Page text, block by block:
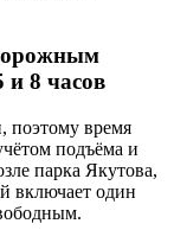
8 часов
поэтому время
подъёма и
парка Якутова,
включает один